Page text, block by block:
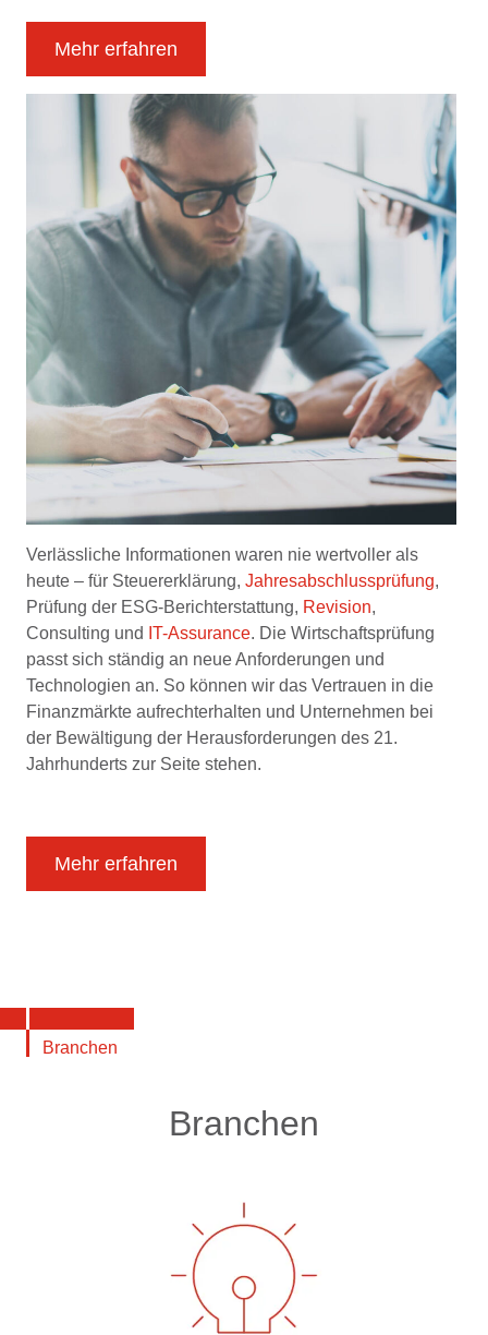
Mehr erfahren
Verlässliche Informationen waren nie wertvoller als
heute – für Steuererklärung, Jahresabschlussprüfung,
Prüfung der ESG-Berichterstattung, Revision,
Consulting und IT-Assurance. Die Wirtschaftsprüfung
passt sich ständig an neue Anforderungen und
Technologien an. So können wir das Vertrauen in die
Finanzmärkte aufrechterhalten und Unternehmen bei
der Bewältigung der Herausforderungen des 21.
Jahrhunderts zur Seite stehen.
Mehr erfahren
Branchen
Branchen